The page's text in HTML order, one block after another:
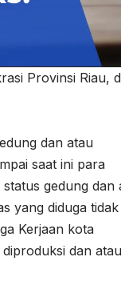
Provinsi Riau,
dan atau
saat ini para
gedung dan
yang diduga tidak
Kerjaan kota
dan atau